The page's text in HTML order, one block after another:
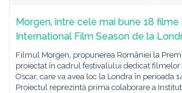
Morgen, între cele mai bune 18 filme
International Film Season de la
Filmul Morgen, propunerea României la
proiectat în cadrul festivalului dedicat filmelor
Oscar, care va avea loc la Londra în perioada
Proiectul reprezintă prima colaborare a